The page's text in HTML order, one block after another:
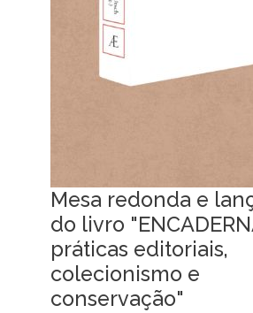
Mesa redonda e
do livro
práticas editoriais,
colecionismo e
conservação"